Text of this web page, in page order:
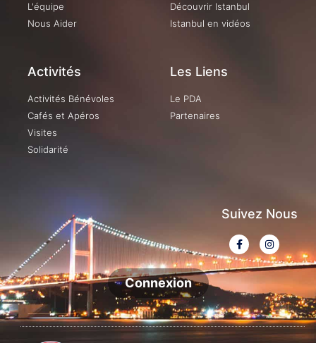
L'équipe
Nous Aider
Découvrir Istanbul
Istanbul en vidéos
Activités
Activités Bénévoles
Cafés et Apéros
Visites
Solidarité
Les Liens
Le PDA
Partenaires
Suivez Nous
Connexion